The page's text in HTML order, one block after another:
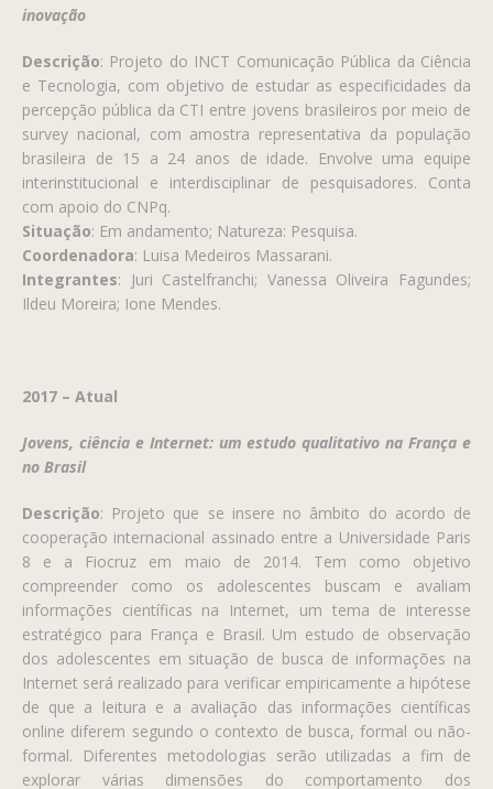
inovação
Descrição: Projeto do INCT Comunicação Pública da Ciência
e Tecnologia, com objetivo de estudar as especificidades da
percepção pública da CTI entre jovens brasileiros por meio de
survey nacional, com amostra representativa da população
brasileira de 15 a 24 anos de idade. Envolve uma equipe
interinstitucional e interdisciplinar de pesquisadores. Conta
com apoio do CNPq.
Situação: Em andamento; Natureza: Pesquisa.
Coordenadora: Luisa Medeiros Massarani.
Integrantes: Juri Castelfranchi; Vanessa Oliveira Fagundes;
Ildeu Moreira; Ione Mendes.
2017 – Atual
Jovens, ciência e Internet: um estudo qualitativo na França e
no Brasil
Descrição: Projeto que se insere no âmbito do acordo de
cooperação internacional assinado entre a Universidade Paris
8 e a Fiocruz em maio de 2014. Tem como objetivo
compreender como os adolescentes buscam e avaliam
informações científicas na Internet, um tema de interesse
estratégico para França e Brasil. Um estudo de observação
dos adolescentes em situação de busca de informações na
Internet será realizado para verificar empiricamente a hipótese
de que a leitura e a avaliação das informações científicas
online diferem segundo o contexto de busca, formal ou não-
formal. Diferentes metodologias serão utilizadas a fim de
explorar várias dimensões do comportamento dos